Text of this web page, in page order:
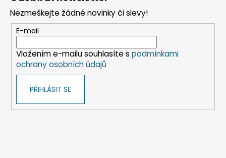
Nezmeškejte žádné novinky či slevy!
E-mail
Vložením e-mailu souhlasíte s podmínkami
ochrany osobních údajů
PŘIHLÁSIT SE